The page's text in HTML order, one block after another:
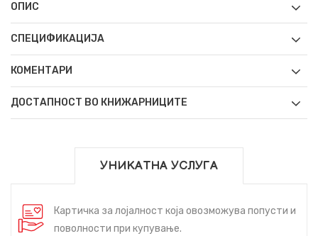
ОПИС
СПЕЦИФИКАЦИЈА
КОМЕНТАРИ
ДОСТАПНОСТ ВО КНИЖАРНИЦИТЕ
УНИКАТНА УСЛУГА
Картичка за лојалност која овозможува попусти и
поволности при купување.